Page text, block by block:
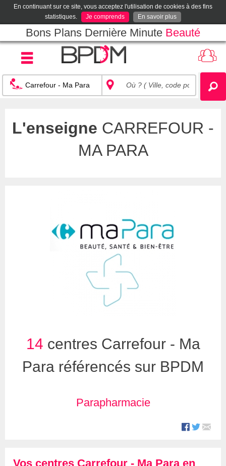
En continuant sur ce site, vous acceptez l'utilisation de cookies à des fins
statistiques.
Je comprends En savoir plus
Bons Plans Dernière Minute Beauté
L'enseigne CARREFOUR -
MA PARA
14 centres Carrefour - Ma
Para référencés sur BPDM
Parapharmacie
Vos centres Carrefour - Ma Para en